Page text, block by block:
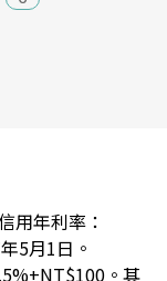
用年利率：
5月1日。
。其